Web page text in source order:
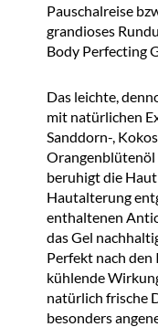
Pauschalreise
grandioses
Body Perfecting
Das leichte,
mit natürlichen
Sanddorn-,
Orangenblütenöl
beruhigt die
Hautalterung
enthaltenen
das Gel
Perfekt nach
kühlende
natürlich frische
besonders